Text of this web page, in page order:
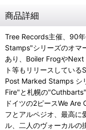
商品詳細
Tree Records主催、90
Stamps"シリーズのオマ
あり、Boiler Frogや
ト等もリリースしている
Post Marked Stamps シ
Fire"と札幌の"Cuthbarts"
ドイツの2ピースWe Are
フとアルペジオ、最高に
ル、二人のヴォーカルの